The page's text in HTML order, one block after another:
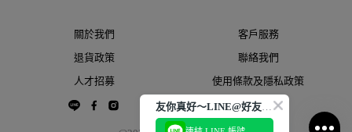
關於我們
客戶服務
退貨政策
聯絡我們
人才招募
使用條款及隱私政策
友你真好～LINE@好友大募集